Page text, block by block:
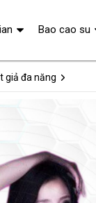
giả đa năng
Bao cao su